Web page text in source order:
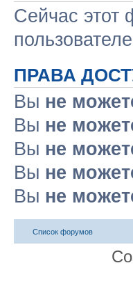
Сейчас этот
ПРАВА
Вы не
Вы не
Вы не
Вы не
Вы не
Список форумов